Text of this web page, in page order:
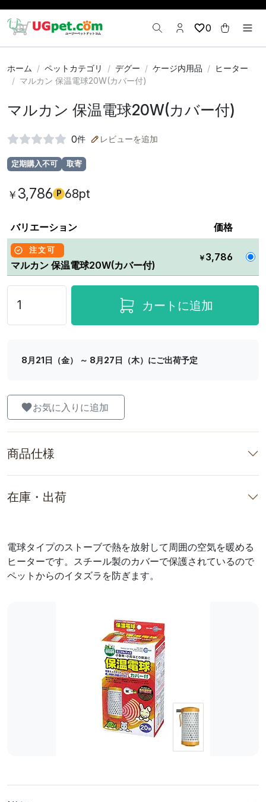
0
ホーム ペットカテゴリ デグー ケージ内用品
ヒーター
マルカン 保温電球20W(カバー付)
マルカン 保温電球20W(カバー付)
0件 レビューを追加
定期購入不可 取寄
￥ 3,786 P 68pt
バリエーション 価格
注文可
マルカン 保温電球20W(カバー付)
￥ 3,786
カートに追加
8月21日（金） ～ 8月27日（木）にご出荷予定
お気に入りに追加
商品仕様
在庫・出荷
電球タイプのストーブで熱を放射して周囲の空気を暖める
ヒーターです。スチール製のカバーで保護されているので
ペットからのイタズラを防ぎます。